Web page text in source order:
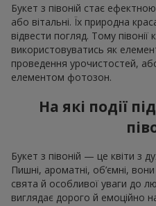
Букет з півоній стає
або вітальні. Їх природна
відвести погляд. Тому півонії
використовуватись як
проведення урочистостей,
елементом фотозон.
На які події
Букет з півоній — це квіти з
Пишні, ароматні, об’ємні,
свята й особливої уваги до
виглядає дорого й емоційно